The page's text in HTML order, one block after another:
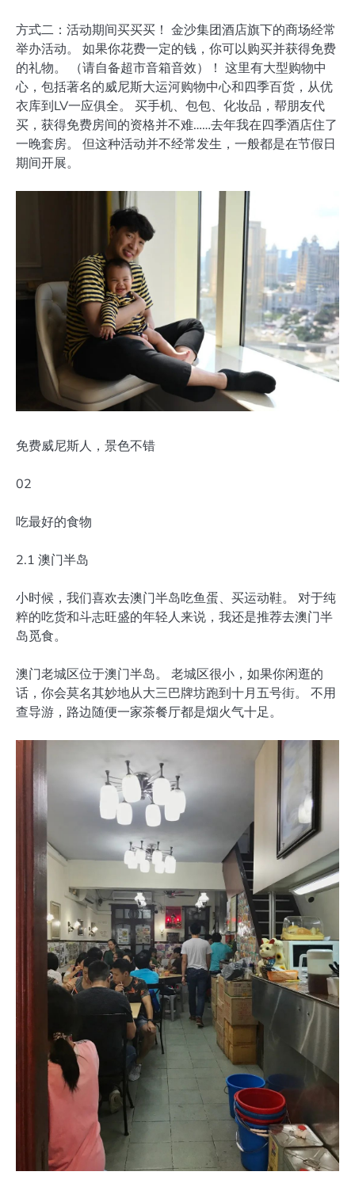
方式二：活动期间买买买！ 金沙集团酒店旗下的商场经常
举办活动。 如果你花费一定的钱，你可以购买并获得免费
的礼物。 （请自备超市音箱音效）！ 这里有大型购物中
心，包括著名的威尼斯大运河购物中心和四季百货，从优
衣库到LV一应俱全。 买手机、包包、化妆品，帮朋友代
买，获得免费房间的资格并不难……去年我在四季酒店住了
一晚套房。 但这种活动并不经常发生，一般都是在节假日
期间开展。
免费威尼斯人，景色不错
02
吃最好的食物
2.1 澳门半岛
小时候，我们喜欢去澳门半岛吃鱼蛋、买运动鞋。 对于纯
粹的吃货和斗志旺盛的年轻人来说，我还是推荐去澳门半
岛觅食。
澳门老城区位于澳门半岛。 老城区很小，如果你闲逛的
话，你会莫名其妙地从大三巴牌坊跑到十月五号街。 不用
查导游，路边随便一家茶餐厅都是烟火气十足。